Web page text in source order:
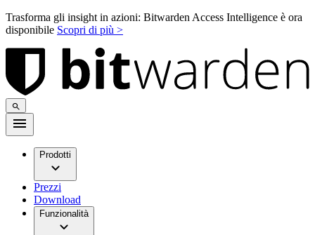
Trasforma gli insight in azioni: Bitwarden Access Intelligence è ora
disponibile Scopri di più >
Prodotti
Prezzi
Download
Funzionalità